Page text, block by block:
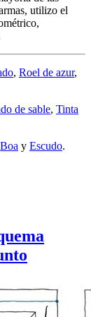
utilizo el
, Roel de azur,
de sable, Tinta
Boa y Escudo.